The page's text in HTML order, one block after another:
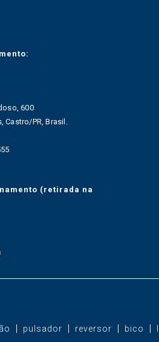
600
Castro/PR, Brasil.
(retirada na
pulsador reversor bico